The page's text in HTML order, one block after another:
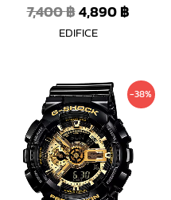
7,400฿4,890฿
EDIFICE
-38%
Original
price
was:
6,300 ฿.
price